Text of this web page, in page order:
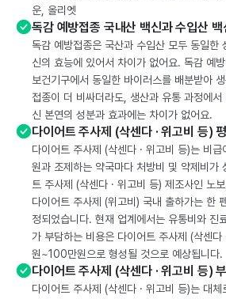
운, 올리엣
독감 예방접종 국내산 백신과 수입산 백
독감 예방접종은 국산과 수입산 모두 동일한
신의 효능에 있어서 차이가 없어요. 독감 예
보건기구에서 동일한 바이러스를 배분받아
접종이 더 비싸더라도, 생산과 유통 과정에
신 본연의 성분과 효과에는 차이가 없어요.
다이어트 주사제 (삭센다 · 위고비 등)
다이어트 주사제 (삭센다 · 위고비 등)는 비
원과 조제하는 약국마다 처방비 및 약제비가
트 주사제 (삭센다 · 위고비 등) 제조사인 노
다이어트 주사제 (위고비) 국내 출하가는 한
정되었습니다. 현재 업계에서는 유통비와 진
가 부담하는 비용은 다이어트 주사제 (삭센
원~100만원으로 형성될 것으로 예상됩니다.
다이어트 주사제 (삭센다 · 위고비 등)
다이어트 주사제 (삭센다 · 위고비 등)는 대